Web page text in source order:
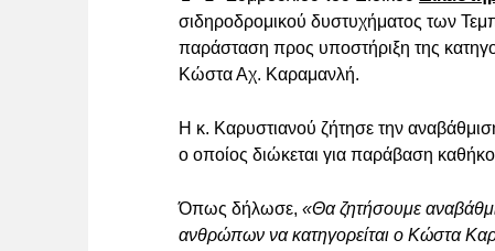
σιδηροδρομικού δυστυχήματος των
παράσταση προς υποστήριξη της
Κώστα Αχ. Καραμανλή.
Η κ. Καρυστιανού ζήτησε την
ο οποίος διώκεται για παράβαση
Όπως δήλωσε, «Θα ζητήσουμε
ανθρώπων να κατηγορείται ο Κώστα